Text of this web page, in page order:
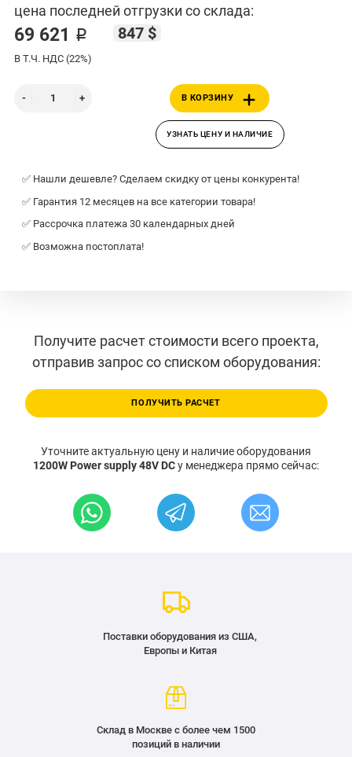
цена последней отгрузки со склада:
69 621 ₽ 847 $
В Т.Ч. НДС (22%)
В КОРЗИНУ
УЗНАТЬ ЦЕНУ И НАЛИЧИЕ
✅ Нашли дешевле? Сделаем скидку от цены конкурента!
✅ Гарантия 12 месяцев на все категории товара!
✅ Рассрочка платежа 30 календарных дней
✅ Возможна постоплата!
Получите расчет стоимости всего проекта,
отправив запрос со списком оборудования:
ПОЛУЧИТЬ РАСЧЕТ
Уточните актуальную цену и наличие оборудования
1200W Power supply 48V DCу менеджера прямо сейчас:
Поставки оборудования из США,
Европы и Китая
Склад в Москве с более чем 1500
позиций в наличии